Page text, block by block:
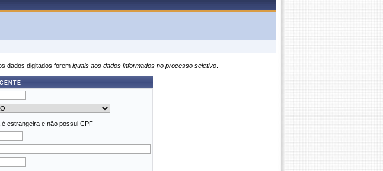
dados digitados forem iguais aos dados informados no processo seletivo
é estrangeira e não possui CPF